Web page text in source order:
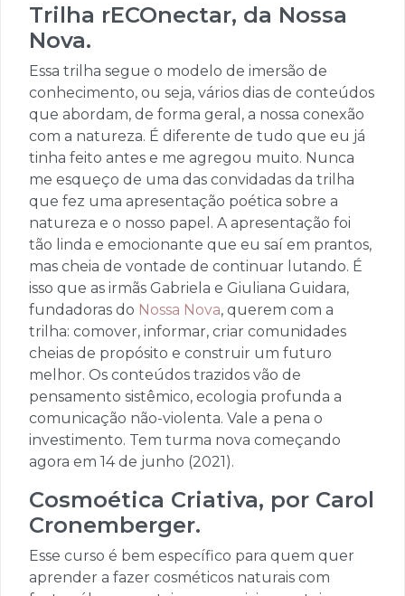
Trilha rECOnectar, da Nossa
Nova.
Essa trilha segue o modelo de imersão de
conhecimento, ou seja, vários dias de conteúdos
que abordam, de forma geral, a nossa conexão
com a natureza. É diferente de tudo que eu já
tinha feito antes e me agregou muito. Nunca
me esqueço de uma das convidadas da trilha
que fez uma apresentação poética sobre a
natureza e o nosso papel. A apresentação foi
tão linda e emocionante que eu saí em prantos,
mas cheia de vontade de continuar lutando. É
isso que as irmãs Gabriela e Giuliana Guidara,
fundadoras do Nossa Nova, querem com a
trilha: comover, informar, criar comunidades
cheias de propósito e construir um futuro
melhor. Os conteúdos trazidos vão de
pensamento sistêmico, ecologia profunda a
comunicação não-violenta. Vale a pena o
investimento. Tem turma nova começando
agora em 14 de junho (2021).
Cosmoética Criativa, por Carol
Cronemberger.
Esse curso é bem específico para quem quer
aprender a fazer cosméticos naturais com